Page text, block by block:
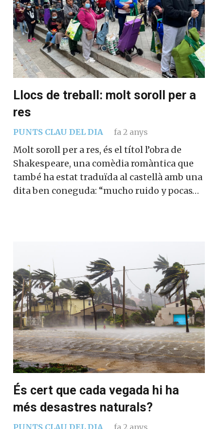
Llocs de treball: molt soroll per a
res
PUNTS CLAU DEL DIA fa 2 anys
Molt soroll per a res, és el títol l’obra de
Shakespeare, una comèdia romàntica que
també ha estat traduïda al castellà amb una
dita ben coneguda: “mucho ruido y pocas…
És cert que cada vegada hi ha
més desastres naturals?